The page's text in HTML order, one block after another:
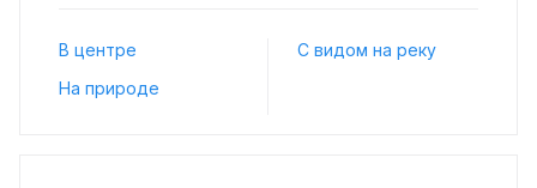
В центре
С видом на реку
На природе